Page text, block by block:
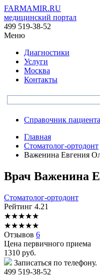
FARMAMIR.RU
медицинский портал
499 519-38-52
Меню
Диагностики
Услуги
Москва
Контакты
Справочник пациента
Главная
Стоматолог-ортодонт
Важенина Евгения
Врач Важенина
Стоматолог-ортодонт
Рейтинг 4.21
★★★★★
★★★★★
Отзывов 6
Цена первичного приема
1310 руб.
Записаться по телефону.
499 519-38-52